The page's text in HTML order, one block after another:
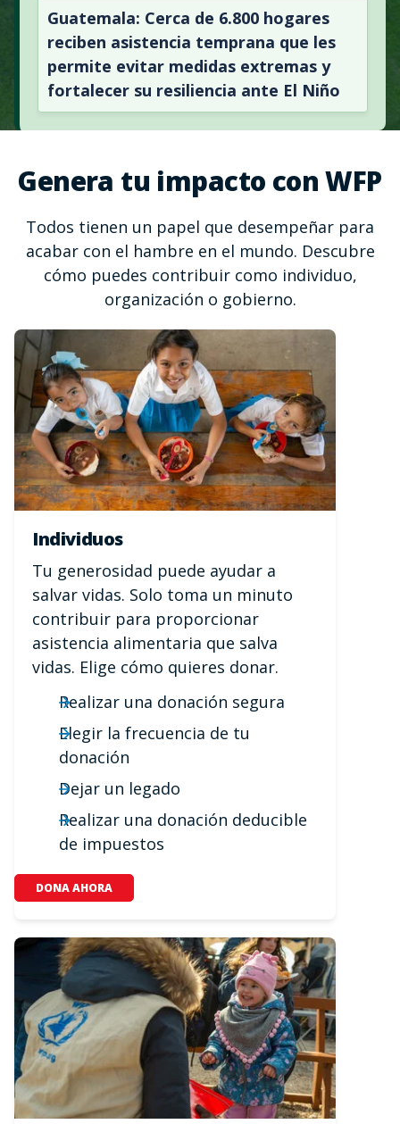
Guatemala: Cerca de 6.800 hogares
reciben asistencia temprana que les
permite evitar medidas extremas y
fortalecer su resiliencia ante El Niño
Genera tu impacto con WFP
Todos tienen un papel que desempeñar para
acabar con el hambre en el mundo. Descubre
cómo puedes contribuir como individuo,
organización o gobierno.
Individuos
Tu generosidad puede ayudar a
salvar vidas. Solo toma un minuto
contribuir para proporcionar
asistencia alimentaria que salva
vidas. Elige cómo quieres donar.
Realizar una donación segura
Elegir la frecuencia de tu
donación
Dejar un legado
Realizar una donación deducible
de impuestos
DONA AHORA